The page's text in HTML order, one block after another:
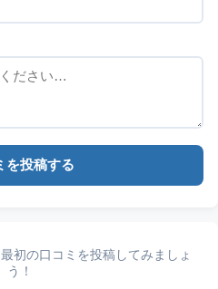
を投稿する
初の口コミを投稿してみましょ
う！